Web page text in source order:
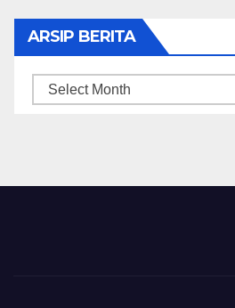
ARSIP BERITA
ARSIP